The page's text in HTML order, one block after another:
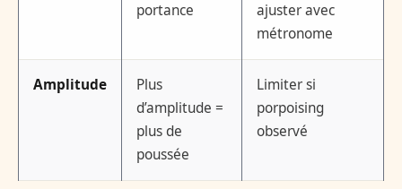
portance
ajuster avec
métronome
Amplitude
Plus
d’amplitude =
plus de
poussée
Limiter si
porpoising
observé